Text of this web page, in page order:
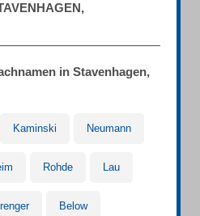
in Stavenhagen,
Kaminski Neumann
Rohde Lau
Below